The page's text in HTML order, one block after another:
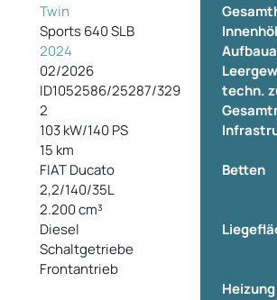
Twin
Sports 640 SLB
2024
02/2026
ID1052586/25287/329
2
103 kW/140 PS
15 km
FIAT Ducato
2,2/140/35L
2.200 cm³
Diesel
Schaltgetriebe
Frontantrieb
techn.
Betten
Heizung